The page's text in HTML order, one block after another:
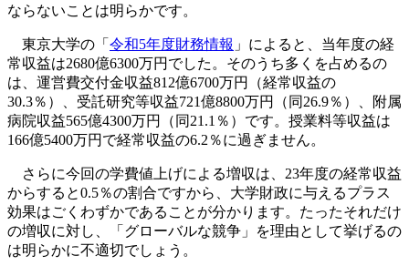
ならないことは明らかです。
東京大学の「 令和5年度財務情報 」によると、当年度の経
常収益は2680億6300万円でした。そのうち多くを占めるの
は、運営費交付金収益812億6700万円（経常収益の
30.3％）、受託研究等収益721億8800万円（同26.9％）、附属
病院収益565億4300万円（同21.1％）です。授業料等収益は
166億5400万円で経常収益の6.2％に過ぎません。
さらに今回の学費値上げによる増収は、23年度の経常収益
からすると0.5％の割合ですから、大学財政に与えるプラス
効果はごくわずかであることが分かります。たったそれだけ
の増収に対し、「グローバルな競争」を理由として挙げるの
は明らかに不適切でしょう。